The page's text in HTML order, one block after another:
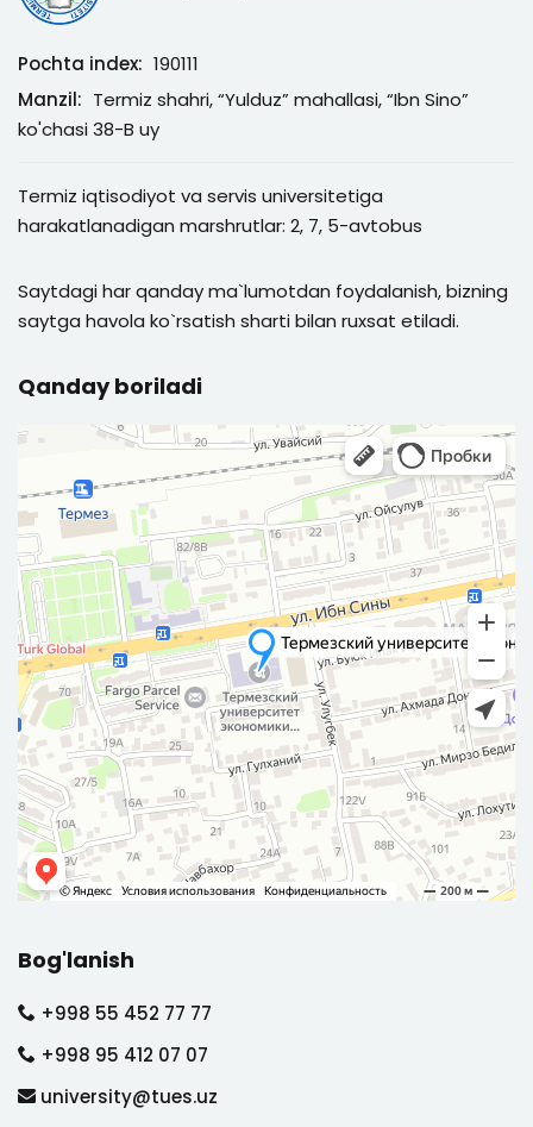
Pochta index: 190111
Manzil: Termiz shahri, “Yulduz” mahallasi, “Ibn Sino”
ko'chasi 38-B uy
Termiz iqtisodiyot va servis universitetiga
harakatlanadigan marshrutlar: 2, 7, 5-avtobus
Saytdagi har qanday ma`lumotdan foydalanish, bizning
saytga havola ko`rsatish sharti bilan ruxsat etiladi.
Qanday boriladi
Bog'lanish
+998 55 452 77 77
+998 95 412 07 07
university@tues.uz